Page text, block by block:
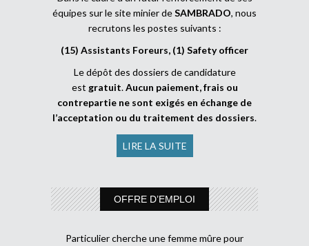
équipes sur le site minier deSAMBRADO, nous
recrutons les postes suivants :
(15) Assistants Foreurs, (1) Safety officer
Le dépôt des dossiers de candidature
est gratuit.Aucun paiement, frais ou
contrepartie ne sont exigés en échange de
l’acceptation ou du traitement des dossiers.
LIRE LA SUITE
OFFRE D’EMPLOI
Particulier cherche une femme mûre pour